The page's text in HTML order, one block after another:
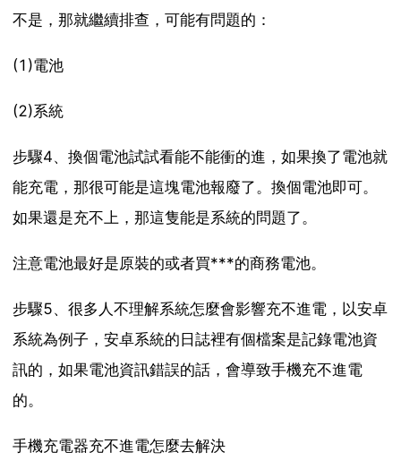
不是，那就繼續排查，可能有問題的：
(1)電池
(2)系統
步驟4、換個電池試試看能不能衝的進，如果換了電池就
能充電，那很可能是這塊電池報廢了。換個電池即可。
如果還是充不上，那這隻能是系統的問題了。
注意電池最好是原裝的或者買***的商務電池。
步驟5、很多人不理解系統怎麼會影響充不進電，以安卓
系統為例子，安卓系統的日誌裡有個檔案是記錄電池資
訊的，如果電池資訊錯誤的話，會導致手機充不進電
的。
手機充電器充不進電怎麼去解決